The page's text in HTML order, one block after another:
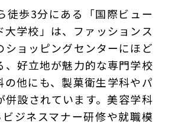
徒歩3分にある「国際ビュー
大学校」は、ファッションス
ショッピングセンターにほど
、好立地が魅力的な専門学校
の他にも、製菓衛生学科やパ
併設されています。美容学科
ジネスマナー研修や就職模